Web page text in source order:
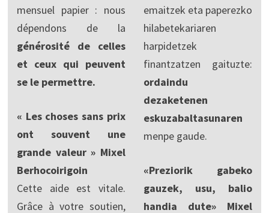
mensuel papier : nous
dépendons de la
générosité de celles
et ceux qui peuvent
se le permettre.
« Les choses sans prix
ont souvent une
grande valeur » Mixel
Berhocoirigoin
Cette aide est vitale.
Grâce à votre soutien,
emaitzek eta paperezko
hilabetekariaren
harpidetzek
finantzatzen gaituzte:
ordaindu
dezaketenen
eskuzabaltasunaren
menpe gaude.
«Preziorik gabeko
gauzek, usu, balio
handia dute» Mixel